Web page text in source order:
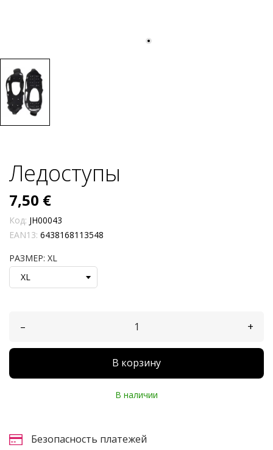
Ледоступы
7,50 €
Код: JH00043
EAN13: 6438168113548
РАЗМЕР: XL
– +
В корзину
В наличии
Безопасность платежей